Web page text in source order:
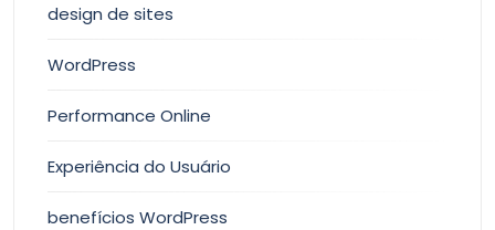
design de sites
WordPress
Performance Online
Experiência do Usuário
benefícios WordPress